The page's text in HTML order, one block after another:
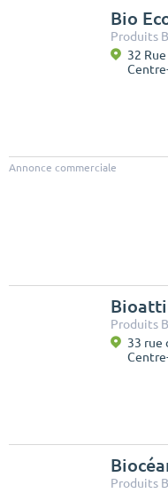
Bio
Produits
32
Annonce commerciale
Produits
33 rue
Produits